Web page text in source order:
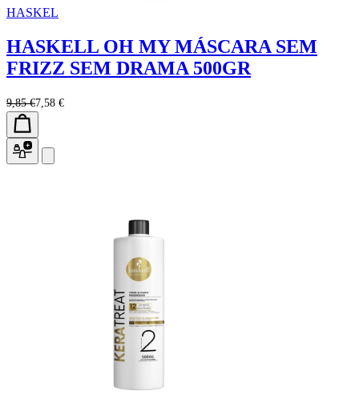
HASKEL
HASKELL OH MY MÁSCARA SEM
FRIZZ SEM DRAMA 500GR
9,85 €7,58 €